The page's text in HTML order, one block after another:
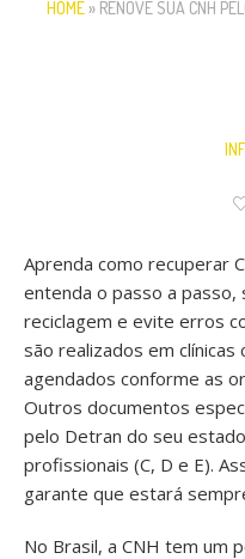
HOME» RENOVE SUA CNH
Aprenda como recuperar
entenda o passo a passo,
reciclagem e evite erros
são realizados em
agendados conforme as
Outros documentos
pelo Detran do seu
profissionais (C, D e E).
garante que estará
No Brasil, a CNH tem um